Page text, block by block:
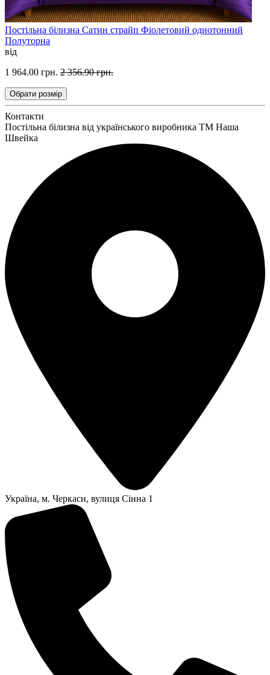
Постільна білизна Сатин страйп Фіолетовий однотонний
Полуторна
від
1 964.00 грн. 2 356.90 грн.
Обрати розмір
Контакти
Постільна білизна від українського виробника ТМ Наша
Швейка
Українa, м. Черкаси, вулиця Сінна 1